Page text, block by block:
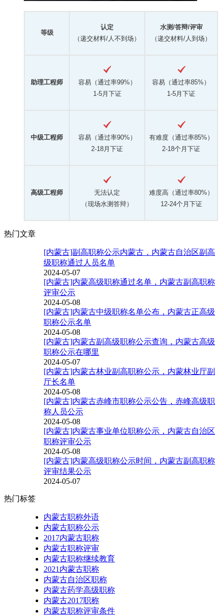
等级
认定
（递交材料/人不到场）
水测/答辩/评审
（递交材料/人到场）
助理工程师
容易（通过率99%）
1-5月下证
容易（通过率85%）
1-5月下证
中级工程师
容易（通过率90%）
2-18月下证
有难度（通过率85%）
2-18个月下证
高级工程师
无法认定
（现场水测答辩）
难度高（通过率80%）
12-24个月下证
热门文章
[内蒙古]副高职称公示内蒙古，内蒙古自治区副高
级职称通过人员名单
2024-05-07
[内蒙古]内蒙高级职称通过名单，内蒙古副高职称
评审公示
2024-05-08
[内蒙古]内蒙古中级职称名单公布，内蒙古正高级
职称公示名单
2024-05-08
[内蒙古]内蒙古副高级职称公示查询，内蒙古高级
职称公示在哪里
2024-05-07
[内蒙古]内蒙古林业副高职称公示，内蒙林业厅副
厅长名单
2024-05-08
[内蒙古]内蒙古赤峰市职称公示公告，赤峰高级职
称人员公示
2024-05-08
[内蒙古]内蒙古事业单位职称公示，内蒙古自治区
职称评审公示
2024-05-08
[内蒙古]内蒙高级职称公示时间，内蒙古副高职称
评审结果公示
2024-05-07
热门标签
内蒙古职称外语
内蒙古职称公示
2017内蒙古职称
内蒙古职称评审
内蒙古职称继续教育
2021内蒙古职称
内蒙古自治区职称
内蒙古药学高级职称
内蒙古2017职称
内蒙古职称评审条件